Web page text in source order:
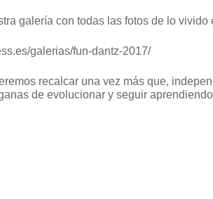
galería con todas las fotos de lo vivido
galerias/fun-dantz-2017/
recalcar una vez más que,
de evolucionar y seguir